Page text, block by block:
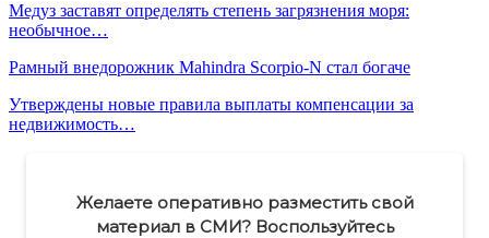
Медуз заставят определять степень загрязнения моря:
необычное…
Рамный внедорожник Mahindra Scorpio-N стал богаче
Утверждены новые правила выплаты компенсации за
недвижимость…
Желаете оперативно разместить свой
материал в СМИ? Воспользуйтесь